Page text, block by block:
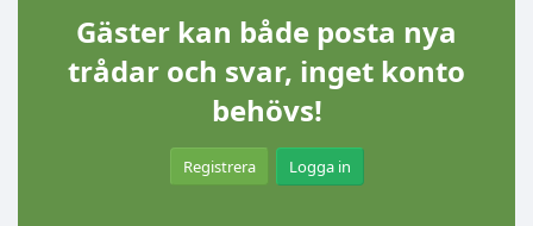
Gäster kan både posta nya
trådar och svar, inget konto
behövs!
Registrera Logga in